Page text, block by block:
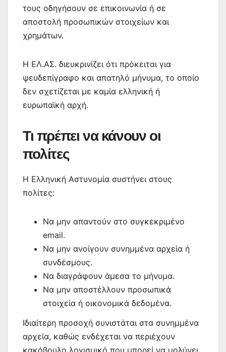
τους οδηγήσουν σε επικοινωνία ή σε
αποστολή προσωπικών στοιχείων και
χρημάτων.
Η ΕΛ.ΑΣ. διευκρινίζει ότι πρόκειται για
ψευδεπίγραφο και απατηλό μήνυμα, το οποίο
δεν σχετίζεται με καμία ελληνική ή
ευρωπαϊκή αρχή.
Τι πρέπει να κάνουν οι
πολίτες
Η Ελληνική Αστυνομία συστήνει στους
πολίτες:
Να μην απαντούν στο συγκεκριμένο
email.
Να μην ανοίγουν συνημμένα αρχεία ή
συνδέσμους.
Να διαγράφουν άμεσα το μήνυμα.
Να μην αποστέλλουν προσωπικά
στοιχεία ή οικονομικά δεδομένα.
Ιδιαίτερη προσοχή συνιστάται στα συνημμένα
αρχεία, καθώς ενδέχεται να περιέχουν